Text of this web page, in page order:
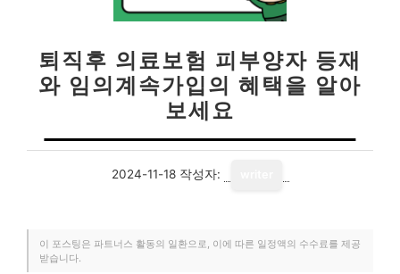
퇴직후 의료보험 피부양자 등재
와 임의계속가입의 혜택을 알아
보세요
2024-11-18 작성자:
이 포스팅은 파트너스 활동의 일환으로, 이에 따른 일정액의 수수료를 제공
받습니다.